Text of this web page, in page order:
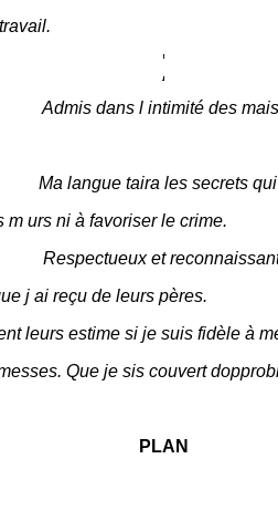
Admis dans l intimité des
Ma langue taira les secrets
urs ni à favoriser le crime.
Respectueux et
j ai reçu de leurs pères.
leurs estime si je suis fidèle à
Que je sis couvert
PLAN